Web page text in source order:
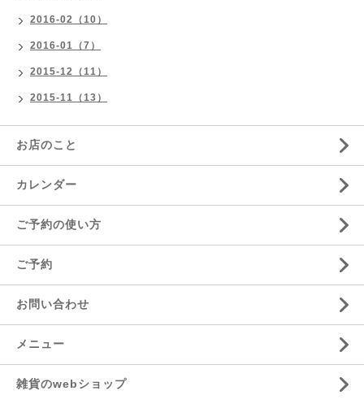
2016-02（10）
2016-01（7）
2015-12（11）
2015-11（13）
お店のこと
カレンダー
ご予約の使い方
ご予約
お問い合わせ
メニュー
雑貨のwebショップ